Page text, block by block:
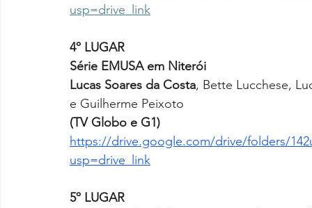
usp=drive_link
4º LUGAR
Série EMUSA em Niterói
Lucas Soares da Costa, Bette Lucchese,
e Guilherme Peixoto
(TV Globo e G1)
https://drive.google.com/drive/folders/
usp=drive_link
5º LUGAR